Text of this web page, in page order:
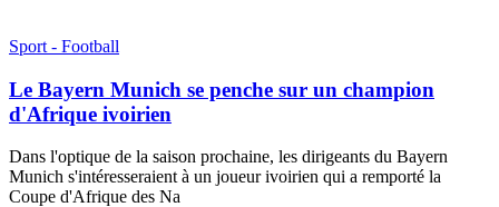
Sport - Football
Le Bayern Munich se penche sur un champion
d'Afrique ivoirien
Dans l'optique de la saison prochaine, les dirigeants du Bayern
Munich s'intéresseraient à un joueur ivoirien qui a remporté la
Coupe d'Afrique des Na